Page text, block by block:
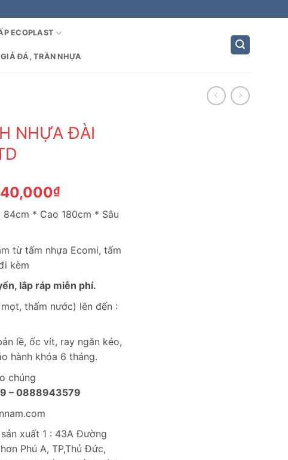
ECOPLAST
ĐÁ, TRẦN NHỰA
NHỰA ĐÀI
₫Giá
hiện
tại
1,940,000₫.
* Cao 180cm * Sâu
từ tấm nhựa Ecomi, tấm
kèm
lắp ráp miễn phí.
thấm nước) lên đến :
lề, ốc vít, ray ngăn kéo,
hành khóa 6 tháng.
chúng
–0888943579
xuất 1 : 43A Đường
Phú A, TP,Thủ Đức,